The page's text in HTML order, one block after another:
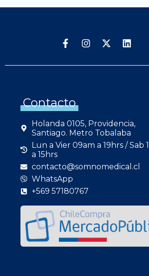
Contacto
Holanda 0105, Providencia,
Santiago. Metro Tobalaba
Lun a Vier 09am a 19hrs / Sab
a 15hrs
contacto@somnomedical.cl
WhatsApp
+569 57180767